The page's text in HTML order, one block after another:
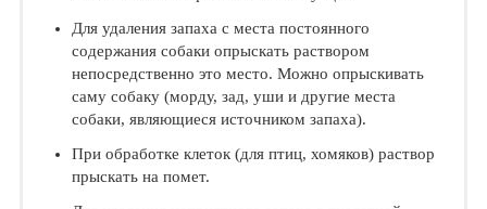
Для удаления запаха с места постоянного
содержания собаки опрыскать раствором
непосредственно это место. Можно опрыскивать
саму собаку (морду, зад, уши и другие места
собаки, являющиеся источником за­паха).
При обработке клеток (для птиц, хомяков) раствор
прыскать на помет.